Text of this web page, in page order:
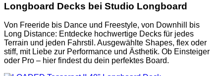
Longboard Decks bei Studio Longboard
Von Freeride bis Dance und Freestyle, von Downhill bis
Long Distance: Entdecke hochwertige Decks für jedes
Terrain und jeden Fahrstil. Ausgewählte Shapes, flex oder
stiff, mit Liebe zur Performance und Ästhetik. Ob Einsteiger
oder Pro – hier findest du dein perfektes Board.